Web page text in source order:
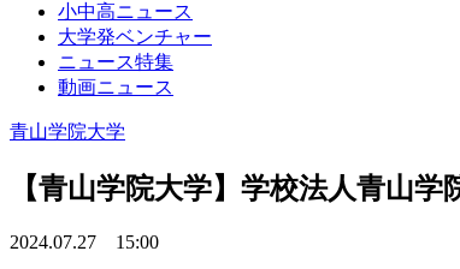
小中高ニュース
大学発ベンチャー
ニュース特集
動画ニュース
青山学院大学
【青山学院大学】学校法人青山
2024.07.27 15:00